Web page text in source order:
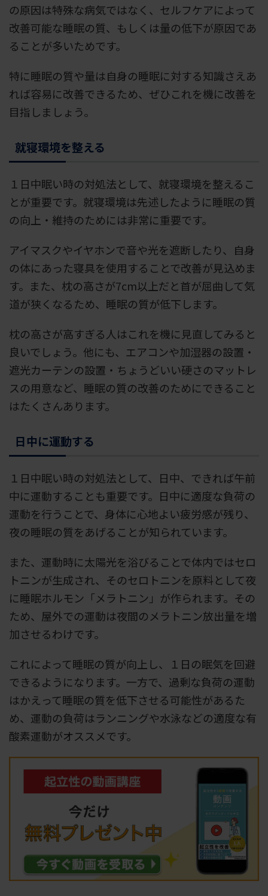
の原因は特殊な病気ではなく、セルフケアによって
改善可能な睡眠の質、もしくは量の低下が原因であ
ることが多いためです。
特に睡眠の質や量は自身の睡眠に対する知識さえあ
れば容易に改善できるため、ぜひこれを機に改善を
目指しましょう。
就寝環境を整える
１日中眠い時の対処法として、就寝環境を整えるこ
とが重要です。就寝環境は先述したように睡眠の質
の向上・維持のためには非常に重要です。
アイマスクやイヤホンで音や光を遮断したり、自身
の体にあった寝具を使用することで改善が見込めま
す。また、枕の高さが7cm以上だと首が屈曲して気
道が狭くなるため、睡眠の質が低下します。
枕の高さが高すぎる人はこれを機に見直してみると
良いでしょう。他にも、エアコンや加湿器の設置・
遮光カーテンの設置・ちょうどいい硬さのマットレ
スの用意など、睡眠の質の改善のためにできること
はたくさんあります。
日中に運動する
１日中眠い時の対処法として、日中、できれば午前
中に運動することも重要です。日中に適度な負荷の
運動を行うことで、身体に心地よい疲労感が残り、
夜の睡眠の質をあげることが知られています。
また、運動時に太陽光を浴びることで体内ではセロ
トニンが生成され、そのセロトニンを原料として夜
に睡眠ホルモン「メラトニン」が作られます。その
ため、屋外での運動は夜間のメラトニン放出量を増
加させるわけです。
これによって睡眠の質が向上し、１日の眠気を回避
できるようになります。一方で、過剰な負荷の運動
はかえって睡眠の質を低下させる可能性があるた
め、運動の負荷はランニングや水泳などの適度な有
酸素運動がオススメです。